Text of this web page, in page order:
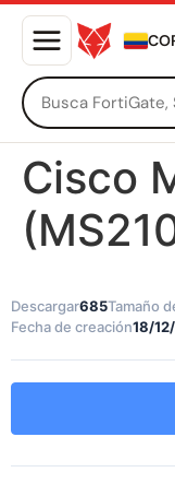
Cisco
Descargar685Tamaño
Fecha de creación18/